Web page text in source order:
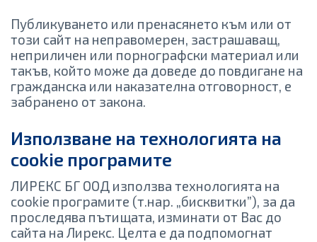
Публикуването или пренасянето към или от
този сайт на неправомерен, застрашаващ,
неприличен или порнографски материал или
такъв, който може да доведе до повдигане на
гражданска или наказателна отговорност, е
забранено от закона.
Използване на технологията на
cookie програмите
ЛИРЕКС БГ ООД използва технологията на
cookie програмите (т.нар. „бисквитки”), за да
проследява пътищата, изминати от Вас до
сайта на Лирекс. Целта е да подпомогнат